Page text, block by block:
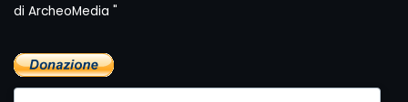
di ArcheoMedia "